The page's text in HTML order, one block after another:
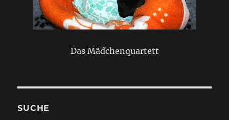
Das Mädchenquartett
SUCHE